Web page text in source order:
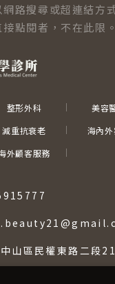
路搜尋或超連結方
點閱者，不在此限。
整形外科
美容
減重抗衰老
海內外
外顧客服務
山區民權東路二段